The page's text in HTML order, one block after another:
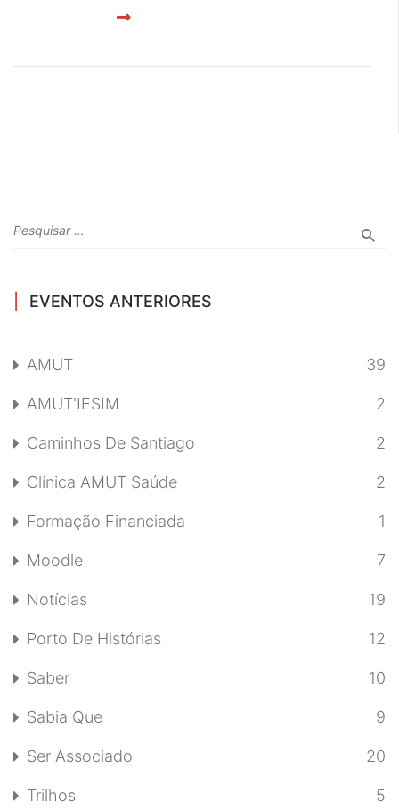
EVENTOS ANTERIORES
AMUT 39
AMUT'IESIM 2
Caminhos De Santiago 2
Clínica AMUT Saúde 2
Formação Financiada 1
Moodle 7
Notícias 19
Porto De Histórias 12
Saber 10
Sabia Que 9
Ser Associado 20
Trilhos 5